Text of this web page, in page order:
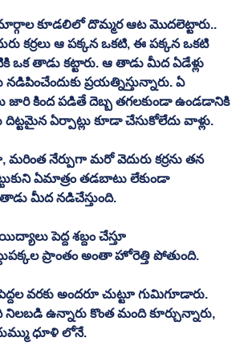
కూడలిలో దొమ్మర ఆట మొదలెట్టారు..
కర్రలు ఆ పక్కన ఒకటి, ఈ పక్కన ఒకటి
ఒక తాడు కట్టారు. ఆ తాడు మీద ఏడేళ్లు
ప్రయత్నిస్తున్నారు. ఏ
జారి కింద పడితే దెబ్బ తగలకుండా ఉండడానికి
దిట్టమైన ఏర్పాట్లు కూడా చేసుకోలేదు వాళ్లు.
మరింత నేర్పుగా మరో వెదురు కర్రను తన
ఏమాత్రం తడబాటు లేకుండా
మీద నడిచేస్తుంది.
పెద్ద శబ్దం చేస్తూ
ప్రాంతం అంతా హోరెత్తి పోతుంది.
వరకు అందరూ చుట్టూ గుమిగూడారు.
ఉన్నారు కొంత మంది కూర్చున్నారు,
ధూళి లోనే.